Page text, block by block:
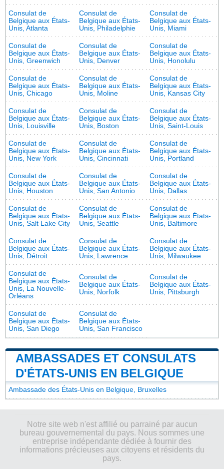
Consulat de
Belgique aux États-
Unis, Atlanta
Consulat de
Belgique aux États-
Unis, Philadelphie
Consulat de
Belgique aux États-
Unis, Miami
Consulat de
Belgique aux États-
Unis, Greenwich
Consulat de
Belgique aux États-
Unis, Denver
Consulat de
Belgique aux États-
Unis, Honolulu
Consulat de
Belgique aux États-
Unis, Chicago
Consulat de
Belgique aux États-
Unis, Moline
Consulat de
Belgique aux États-
Unis, Kansas City
Consulat de
Belgique aux États-
Unis, Louisville
Consulat de
Belgique aux États-
Unis, Boston
Consulat de
Belgique aux États-
Unis, Saint-Louis
Consulat de
Belgique aux États-
Unis, New York
Consulat de
Belgique aux États-
Unis, Cincinnati
Consulat de
Belgique aux États-
Unis, Portland
Consulat de
Belgique aux États-
Unis, Houston
Consulat de
Belgique aux États-
Unis, San Antonio
Consulat de
Belgique aux États-
Unis, Dallas
Consulat de
Belgique aux États-
Unis, Salt Lake City
Consulat de
Belgique aux États-
Unis, Seattle
Consulat de
Belgique aux États-
Unis, Baltimore
Consulat de
Belgique aux États-
Unis, Détroit
Consulat de
Belgique aux États-
Unis, Lawrence
Consulat de
Belgique aux États-
Unis, Milwaukee
Consulat de
Belgique aux États-
Unis, La Nouvelle-
Orléans
Consulat de
Belgique aux États-
Unis, Norfolk
Consulat de
Belgique aux États-
Unis, Pittsburgh
Consulat de
Belgique aux États-
Unis, San Diego
Consulat de
Belgique aux États-
Unis, San Francisco
AMBASSADES ET CONSULATS
D'ÉTATS-UNIS EN BELGIQUE
Ambassade des États-Unis en Belgique, Bruxelles
Notre site web n'est affilié ou parrainé par aucun
bureau gouvernemental du pays. Nous sommes une
entreprise indépendante dédiée à fournir des
informations précieuses aux citoyens et résidents du
pays.